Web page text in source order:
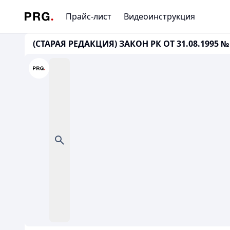
Прайс-лист Видеоинструкция
(СТАРАЯ РЕДАКЦИЯ) ЗАКОН РК ОТ 31.08.1995 №